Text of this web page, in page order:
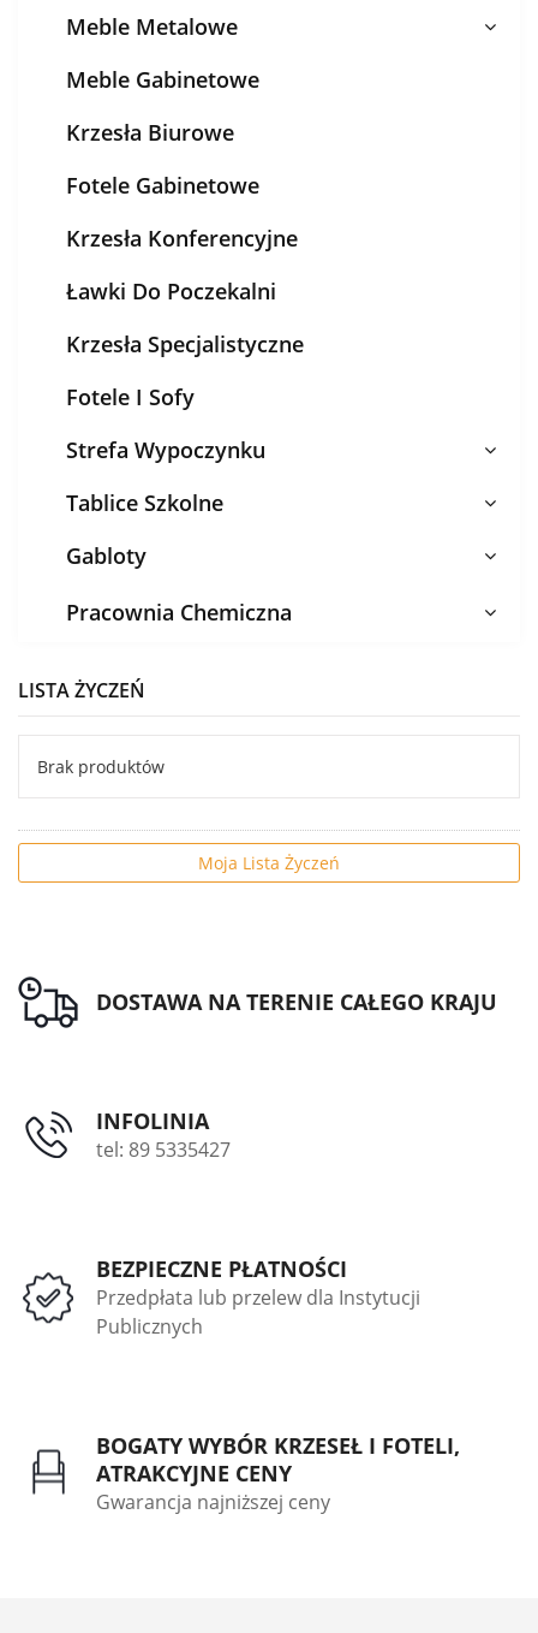
Meble Metalowe
Meble Gabinetowe
Krzesła Biurowe
Fotele Gabinetowe
Krzesła Konferencyjne
Ławki Do Poczekalni
Krzesła Specjalistyczne
Fotele I Sofy
Strefa Wypoczynku
Tablice Szkolne
Gabloty
Pracownia Chemiczna
LISTA ŻYCZEŃ
Brak produktów
Moja Lista Życzeń
DOSTAWA NA TERENIE CAŁEGO KRAJU
INFOLINIA
tel: 89 5335427
BEZPIECZNE PŁATNOŚCI
Przedpłata lub przelew dla Instytucji
Publicznych
BOGATY WYBÓR KRZESEŁ I FOTELI,
ATRAKCYJNE CENY
Gwarancja najniższej ceny